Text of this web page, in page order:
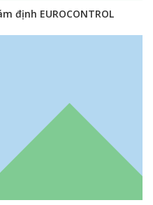
định EUROCONTROL